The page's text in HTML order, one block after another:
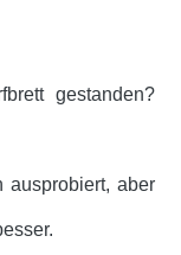
gestanden?
ausprobiert, aber